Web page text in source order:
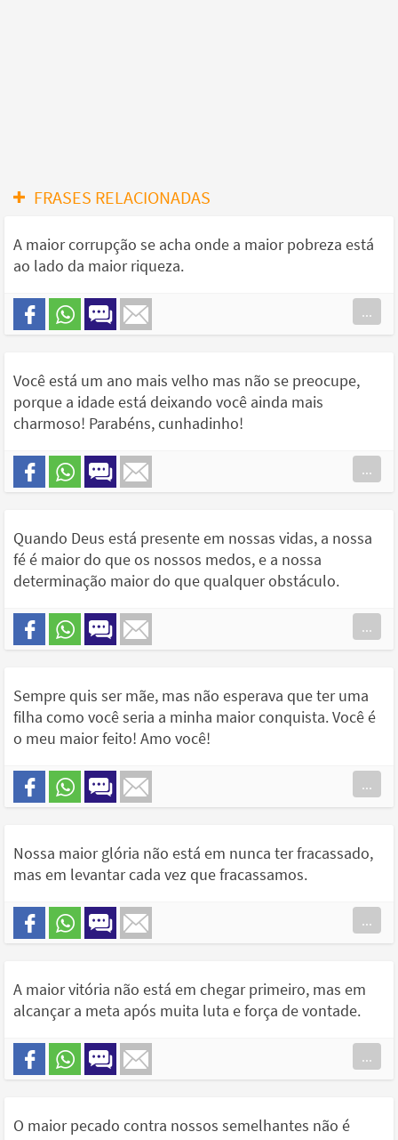
FRASES RELACIONADAS
A maior corrupção se acha onde a maior pobreza está
ao lado da maior riqueza.
...
Você está um ano mais velho mas não se preocupe,
porque a idade está deixando você ainda mais
charmoso! Parabéns, cunhadinho!
...
Quando Deus está presente em nossas vidas, a nossa
fé é maior do que os nossos medos, e a nossa
determinação maior do que qualquer obstáculo.
...
Sempre quis ser mãe, mas não esperava que ter uma
filha como você seria a minha maior conquista. Você é
o meu maior feito! Amo você!
...
Nossa maior glória não está em nunca ter fracassado,
mas em levantar cada vez que fracassamos.
...
A maior vitória não está em chegar primeiro, mas em
alcançar a meta após muita luta e força de vontade.
...
O maior pecado contra nossos semelhantes não é